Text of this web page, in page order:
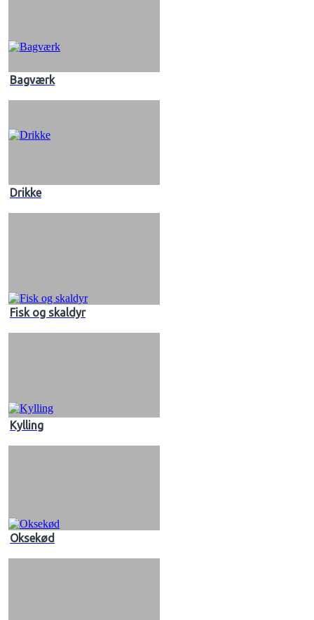
Bagværk
Drikke
Fisk og skaldyr
Kylling
Oksekød